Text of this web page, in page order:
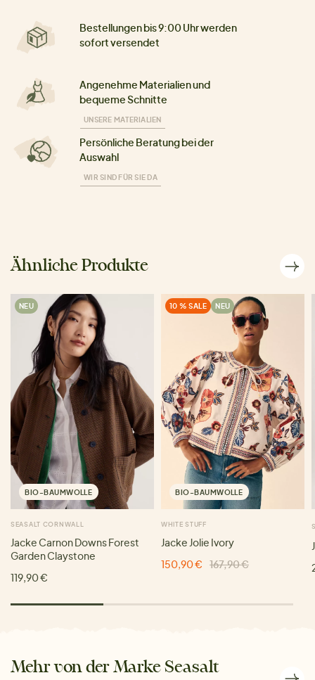
Bestellungen bis 9:00 Uhr werden
sofort versendet
Angenehme Materialien und
bequeme Schnitte
UNSERE MATERIALIEN
Persönliche Beratung bei der
Auswahl
WIR SIND FÜR SIE DA
Ähnliche Produkte
NEU
BIO-BAUMWOLLE
SEASALT CORNWALL
Jacke Carnon Downs Forest
Garden Claystone
119,90 €
10 % SALE NEU
BIO-BAUMWOLLE
WHITE STUFF
Jacke Jolie Ivory
150,90 €
167,90 €
Mehr von der Marke Seasalt